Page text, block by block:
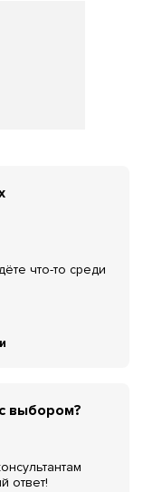
что-то среди
выбором?
ответ!